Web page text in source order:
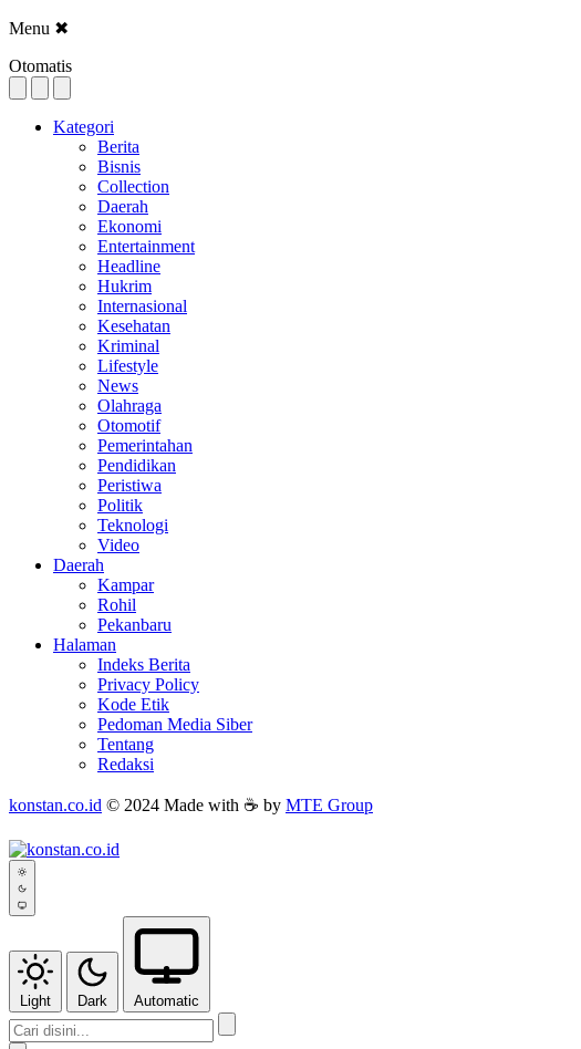
Menu ✖
Otomatis
Kategori
Berita
Bisnis
Collection
Daerah
Ekonomi
Entertainment
Headline
Hukrim
Internasional
Kesehatan
Kriminal
Lifestyle
News
Olahraga
Otomotif
Pemerintahan
Pendidikan
Peristiwa
Politik
Teknologi
Video
Daerah
Kampar
Rohil
Pekanbaru
Halaman
Indeks Berita
Privacy Policy
Kode Etik
Pedoman Media Siber
Tentang
Redaksi
konstan.co.id © 2024 Made with ☕ by MTE Group
Light Dark Automatic